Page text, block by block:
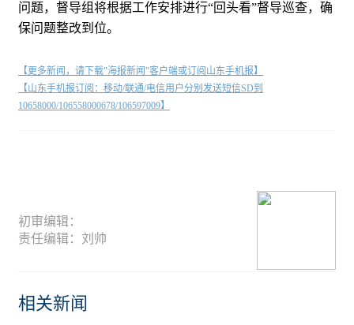
问题，督导组将根据工作安排进行“回头看”督导巡查，确
保问题整改到位。
【更多新闻，请下载"海报新闻"客户端或订阅山东手机报】
【山东手机报订阅：移动/联通/电信用户分别发送短信SD到
10658000/106558000678/106597009】
初审编辑：
责任编辑：刘帅
相关新闻